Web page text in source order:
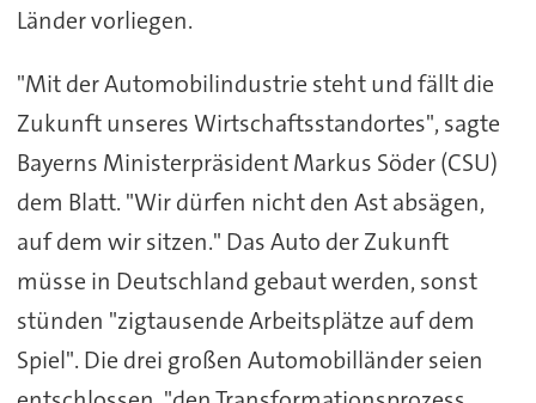
Länder vorliegen.
"Mit der Automobilindustrie steht und fällt die
Zukunft unseres Wirtschaftsstandortes", sagte
Bayerns Ministerpräsident Markus Söder (CSU)
dem Blatt. "Wir dürfen nicht den Ast absägen,
auf dem wir sitzen." Das Auto der Zukunft
müsse in Deutschland gebaut werden, sonst
stünden "zigtausende Arbeitsplätze auf dem
Spiel". Die drei großen Automobilländer seien